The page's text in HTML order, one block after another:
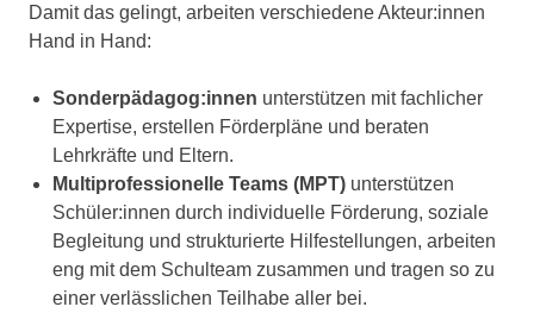
Damit das gelingt, arbeiten verschiedene Akteur:innen
Hand in Hand:
Sonderpädagog:innen unterstützen mit fachlicher
Expertise, erstellen Förderpläne und beraten
Lehrkräfte und Eltern.
Multiprofessionelle Teams (MPT) unterstützen
Schüler:innen durch individuelle Förderung, soziale
Begleitung und strukturierte Hilfestellungen, arbeiten
eng mit dem Schulteam zusammen und tragen so zu
einer verlässlichen Teilhabe aller bei.